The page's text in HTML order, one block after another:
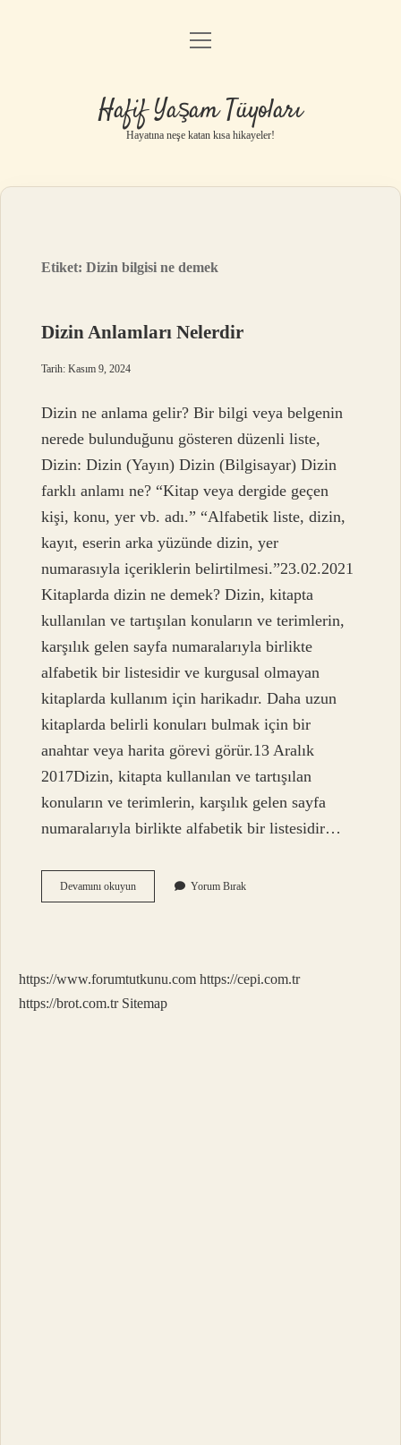
Anasayfa
Yasal Uyarı
menüyü
Hafif Yaşam Tüyoları
Hayatına neşe katan kısa hikayeler!
Etiket:Dizin bilgisi ne demek
Dizin Anlamları Nelerdir
Tarih: Kasım 9, 2024
Dizin ne anlama gelir? Bir bilgi veya belgenin
nerede bulunduğunu gösteren düzenli liste,
Dizin: Dizin (Yayın) Dizin (Bilgisayar) Dizin
farklı anlamı ne? “Kitap veya dergide geçen
kişi, konu, yer vb. adı.” “Alfabetik liste, dizin,
kayıt, eserin arka yüzünde dizin, yer
numarasıyla içeriklerin belirtilmesi.”23.02.2021
Kitaplarda dizin ne demek? Dizin, kitapta
kullanılan ve tartışılan konuların ve terimlerin,
karşılık gelen sayfa numaralarıyla birlikte
alfabetik bir listesidir ve kurgusal olmayan
kitaplarda kullanım için harikadır. Daha uzun
kitaplarda belirli konuları bulmak için bir
anahtar veya harita görevi görür.13 Aralık
2017Dizin, kitapta kullanılan ve tartışılan
konuların ve terimlerin, karşılık gelen sayfa
numaralarıyla birlikte alfabetik bir listesidir…
Devamını okuyunDizin
Anlamları
Yorum Bırak
https://www.forumtutkunu.com https://cepi.com.tr
https://brot.com.tr Sitemap